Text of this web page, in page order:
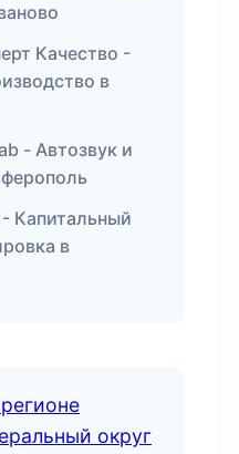
Качество -
в
- Автозвук и
Капитальный
в
округ